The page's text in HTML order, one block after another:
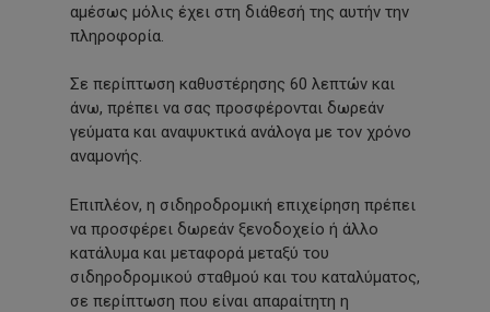
αμέσως μόλις έχει στη διάθεσή της αυτήν την
πληροφορία.
Σε περίπτωση καθυστέρησης 60 λεπτών και
άνω, πρέπει να σας προσφέρονται δωρεάν
γεύματα και αναψυκτικά ανάλογα με τον χρόνο
αναμονής.
Επιπλέον, η σιδηροδρομική επιχείρηση πρέπει
να προσφέρει δωρεάν ξενοδοχείο ή άλλο
κατάλυμα και μεταφορά μεταξύ του
σιδηροδρομικού σταθμού και του καταλύματος,
σε περίπτωση που είναι απαραίτητη η